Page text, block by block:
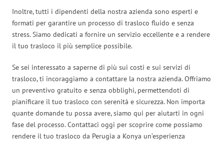
Inoltre, tutti i dipendenti della nostra azienda sono esperti e
formati per garantire un processo di trasloco fluido e senza
stress. Siamo dedicati a fornire un servizio eccellente e a rendere
il tuo trasloco il più semplice possibile.
Se sei interessato a saperne di più sui costi e sui servizi di
trasloco, ti incoraggiamo a contattare la nostra azienda. Offriamo
un preventivo gratuito e senza obblighi, permettendoti di
pianificare il tuo trasloco con serenità e sicurezza. Non importa
quante domande tu possa avere, siamo qui per aiutarti in ogni
fase del processo. Contattaci oggi per scoprire come possiamo
rendere il tuo trasloco da Perugia a Konya un’esperienza